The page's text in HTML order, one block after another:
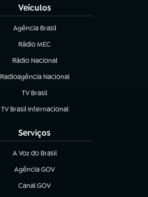
Veículos
Agência Brasil
(abre em nova aba)
Rádio MEC
(abre em nova aba)
Rádio Nacional
Radioagência Nacional
(abre em nova aba)
TV Brasil
(abre em nova aba)
TV Brasil Internacional
(abre em nova aba)
Serviços
A Voz do Brasil
(abre em nova aba)
Agência GOV
(abre em nova aba)
Canal GOV
(abre em nova aba)